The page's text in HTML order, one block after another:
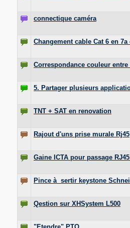
connectique caméra
Changement cable Cat 6 en
Correspondance couleur
5. Partager plusieurs
TNT + SAT en renovation
Rajout d'uns prise murale Rj45
Gaine ICTA pour passage
Pince à sertir keystone
Qestion sur XHSystem L500